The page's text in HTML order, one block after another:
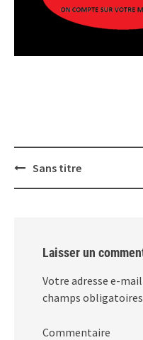
PostSans titre
Laisser un
Votre adresse e-
champs
Commentaire